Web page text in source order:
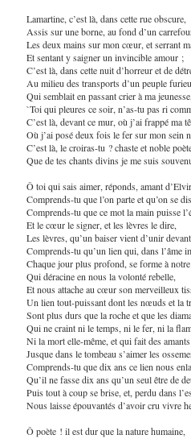
Lamartine, c’est là, dans cette rue obscure,
Assis sur une borne, au fond d’un
Les deux mains sur mon cœur, et serrant
Et sentant y saigner un invincible amour ;
C’est là, dans cette nuit d’horreur et de
Au milieu des transports d’un peuple
Qui semblait en passant crier à ma jeunesse,
`Toi qui pleures ce soir, n’as-tu pas ri
C’est là, devant ce mur, où j’ai frappé ma
Où j’ai posé deux fois le fer sur mon sein
C’est là, le croiras-tu ? chaste et noble
Que de tes chants divins je me suis
Ô toi qui sais aimer, réponds, amant
Comprends-tu que l’on parte et qu’on se
Comprends-tu que ce mot la main puisse
Et le cœur le signer, et les lèvres le dire,
Les lèvres, qu’un baiser vient d’unir
Comprends-tu qu’un lien qui, dans l’âme
Chaque jour plus profond, se forme à
Qui déracine en nous la volonté rebelle,
Et nous attache au cœur son merveilleux
Un lien tout-puissant dont les nœuds et la
Sont plus durs que la roche et que les
Qui ne craint ni le temps, ni le fer, ni la
Ni la mort elle-même, et qui fait des amants
Jusque dans le tombeau s’aimer les
Comprends-tu que dix ans ce lien nous
Qu’il ne fasse dix ans qu’un seul être de
Puis tout à coup se brise, et, perdu dans
Nous laisse épouvantés d’avoir cru vivre
Ô poète ! il est dur que la nature humaine,